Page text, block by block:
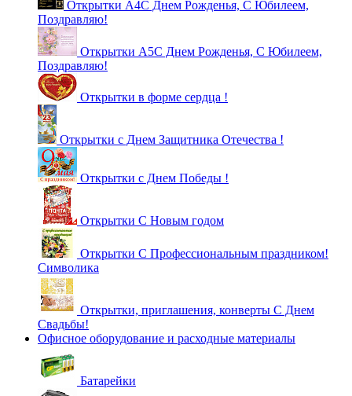
Открытки А4С Днем Рожденья, С Юбилеем,
Поздравляю!
Открытки А5С Днем Рожденья, С Юбилеем,
Поздравляю!
Открытки в форме сердца !
Открытки с Днем Защитника Отечества !
Открытки с Днем Победы !
Открытки С Новым годом
Открытки С Профессиональным праздником!
Символика
Открытки, приглашения, конверты С Днем
Свадьбы!
Офисное оборудование и расходные материалы
Батарейки